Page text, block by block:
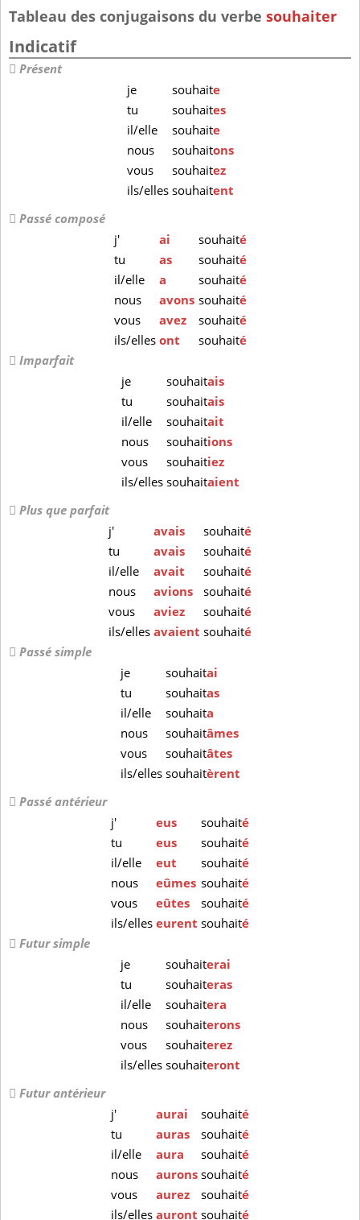
Tableau des conjugaisons du verbe souhaiter
Indicatif
Présent
je
souhaite
tu
souhaites
il/elle
souhaite
nous
souhaitons
vous
souhaitez
ils/elles souhaitent
Passé composé
j'
ai souhaité
tu
as souhaité
il/elle
a souhaité
nous
avons souhaité
vous
avez souhaité
ils/elles ont souhaité
Imparfait
je
souhaitais
tu
souhaitais
il/elle
souhaitait
nous
souhaitions
vous
souhaitiez
ils/elles souhaitaient
Plus que parfait
j'
avais souhaité
tu
avais souhaité
il/elle
avait souhaité
nous
avions souhaité
vous
aviez souhaité
ils/ellesavaient souhaité
Passé simple
je
souhaitai
tu
souhaitas
il/elle
souhaita
nous
souhaitâmes
vous
souhaitâtes
ils/elles souhaitèrent
Passé antérieur
j'
eus souhaité
tu
eus souhaité
il/elle
eut souhaité
nous
eûmes souhaité
vous
eûtes souhaité
ils/elleseurent souhaité
Futur simple
je
souhaiterai
tu
souhaiteras
il/elle
souhaitera
nous
souhaiterons
vous
souhaiterez
ils/elles souhaiteront
Futur antérieur
j'
aurai souhaité
tu
auras souhaité
il/elle
aura souhaité
nous
auronssouhaité
vous
aurez souhaité
ils/ellesauront souhaité